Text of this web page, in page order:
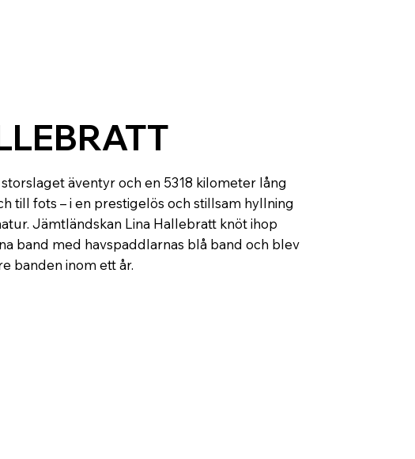
äventyr och en 5318 kilometer lång
till fots – i en prestigelös och stillsam hyllning
Jämtländskan Lina Hallebratt knöt ihop
band med havspaddlarnas blå band och blev
banden inom ett år.